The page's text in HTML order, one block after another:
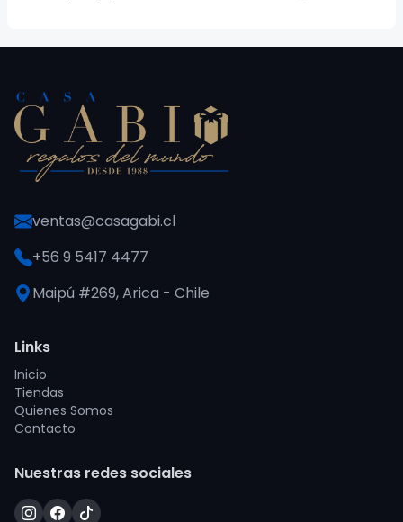
ventas@casagabi.cl
+56 9 5417 4477
Maipú #269, Arica - Chile
Links
Inicio
Tiendas
Quienes Somos
Contacto
Nuestras redes sociales